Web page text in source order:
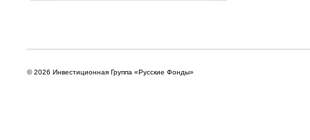
© 2026 Инвестиционная Группа «Русские Фонды»